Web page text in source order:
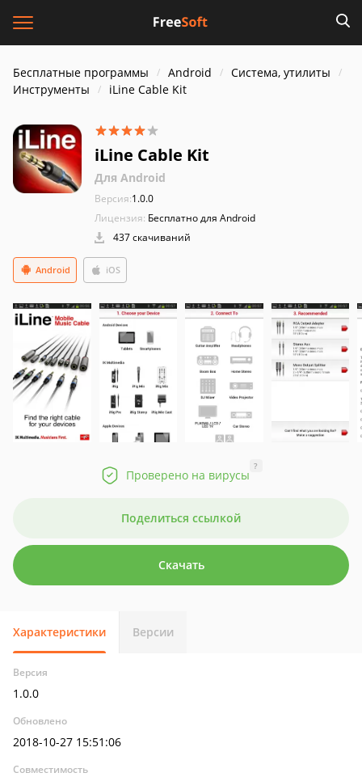
Бесплатные программы Android
Система, утилиты
Инструменты
iLine Cable Kit
iLine Cable Kit
Для Android
Версия:1.0.0
Лицензия: Бесплатно для Android
437 скачиваний
Android iOS
Проверено на вирусы
?
Поделиться ссылкой
Скачать
Характеристики Версии
Версия
1.0.0
Обновлено
2018-10-27 15:51:06
Совместимость